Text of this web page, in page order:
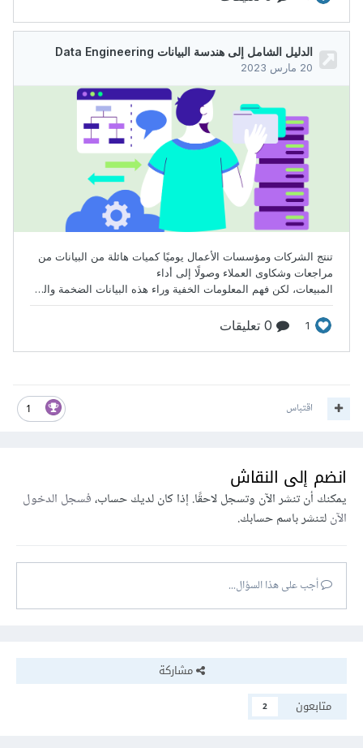
1 اقتباس
انضم إلى النقاش
يمكنك أن تنشر الآن وتسجل لاحقًا. إذا كان لديك حساب،فسجل الدخول
الآنلتنشر باسم حسابك.
أجب على هذا السؤال...
مشاركة
متابعون
2